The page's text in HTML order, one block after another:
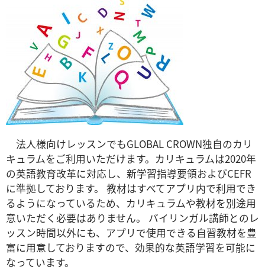
法人様向けレッスンでもGLOBAL CROWN独自のカリ
キュラムをご利用いただけます。カリキュラムは2020年
の英語教育改革に対応し、新学習指導要領およびCEFR
に準拠しております。 教材はすべてアプリ内で利用でき
るようになっているため、カリキュラムや教材を別途用
意いただく必要はありません。 バイリンガル講師とのレ
ッスン時間以外にも、アプリで使用できる自習教材を豊
富に用意しておりますので、効果的な英語学習を可能に
なっています。